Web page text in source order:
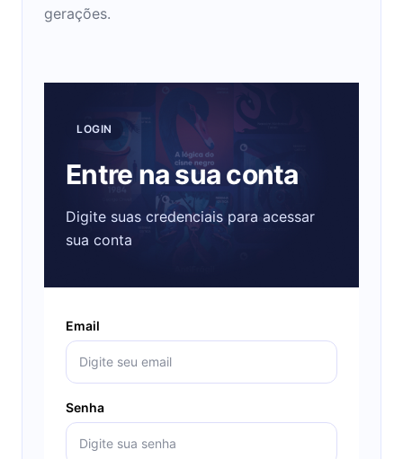
gerações.
LOGIN
Entre na sua conta
Digite suas credenciais para acessar
sua conta
Email
Senha